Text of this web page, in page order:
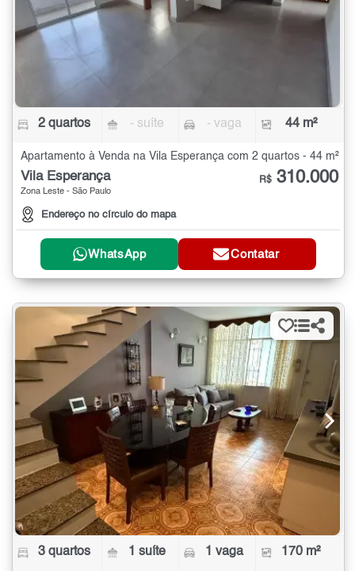
2 quartos - suíte - vaga 44 m²
Apartamento à Venda na Vila Esperança com 2 quartos - 44 m²
Vila Esperança
Zona Leste - São Paulo
Endereço no círculo do mapa
R$ 310.000
WhatsApp Contatar
3 quartos 1 suíte 1 vaga 170 m²